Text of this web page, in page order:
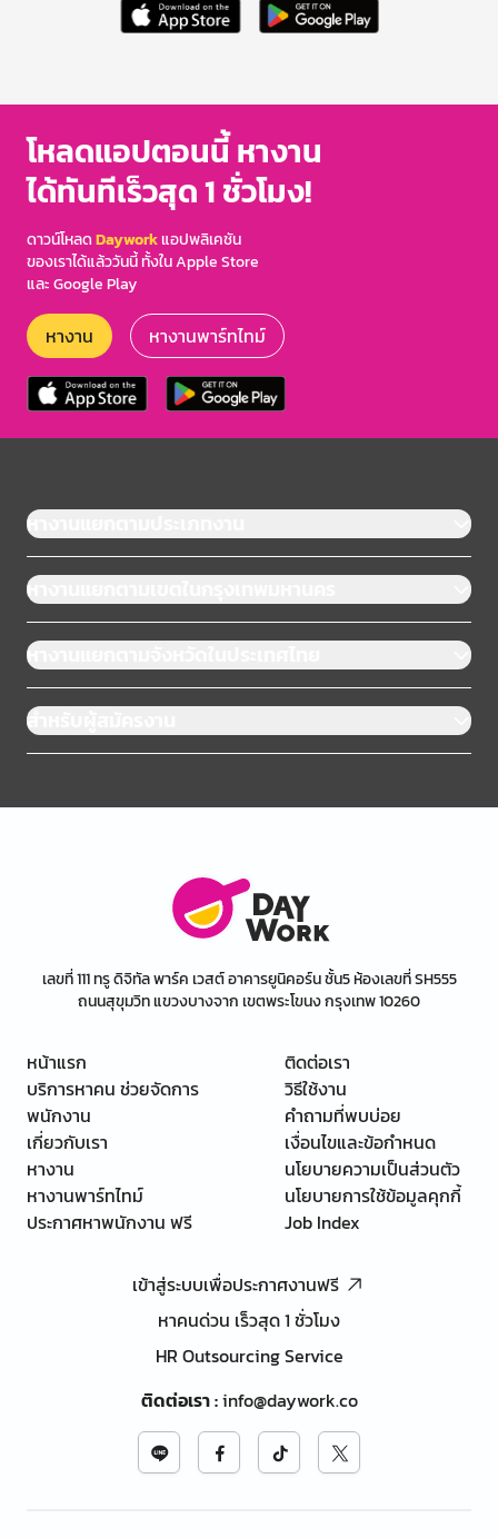
โหลดแอปตอนนี้ หางาน
ได้ทันทีเร็วสุด 1 ชั่วโมง!
ดาวน์โหลดDayworkแอปพลิเคชัน
ของเราได้แล้ววันนี้ ทั้งใน Apple Store
และ Google Play
หางาน หางานพาร์ทไทม์
หางานแยกตามประเภทงาน
หางานแยกตามเขตในกรุงเทพมหานคร
หางานแยกตามจังหวัดในประเทศไทย
สำหรับผู้สมัครงาน
เลขที่ 111 ทรู ดิจิทัล พาร์ค เวสต์ อาคารยูนิคอร์น ชั้น5 ห้องเลขที่ SH555
ถนนสุขุมวิท แขวงบางจาก เขตพระโขนง กรุงเทพ 10260
หน้าแรก
บริการหาคน ช่วยจัดการ
พนักงาน
เกี่ยวกับเรา
หางาน
หางานพาร์ทไทม์
ประกาศหาพนักงาน ฟรี
ติดต่อเรา
วิธีใช้งาน
คำถามที่พบบ่อย
เงื่อนไขและข้อกำหนด
นโยบายความเป็นส่วนตัว
นโยบายการใช้ข้อมูลคุกกี้
Job Index
เข้าสู่ระบบเพื่อประกาศงานฟรี
หาคนด่วน เร็วสุด 1 ชั่วโมง
HR Outsourcing Service
ติดต่อเรา:info@daywork.co